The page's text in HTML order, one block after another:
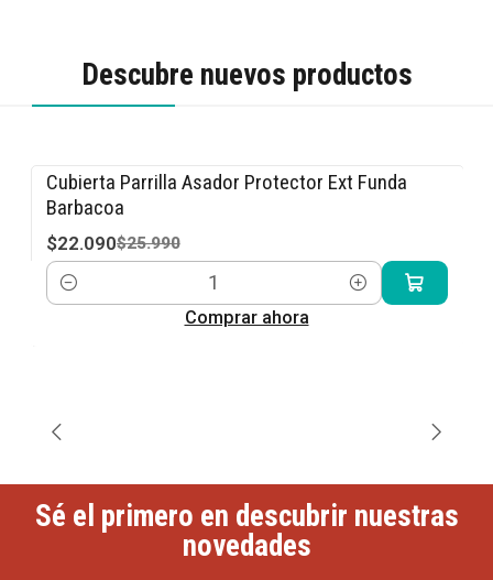
Descubre nuevos productos
-15% OFF
Cubierta Parrilla Asador Protector Ext Funda
Barbacoa
$22.090$25.990
Cantidad
Comprar ahora
Sé el primero en descubrir nuestras
novedades